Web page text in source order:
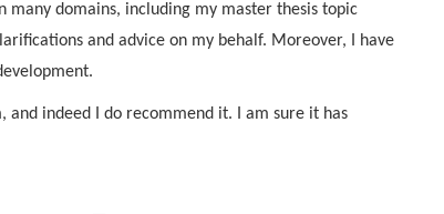
domains, including my master thesis topic
and advice on my behalf. Moreover, I have
indeed I do recommend it. I am sure it has